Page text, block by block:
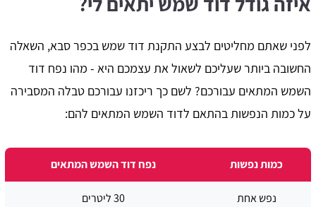
לפני שאתם מחליטים לבצע התקנת דוד שמש בכפר סבא, השאלה
החשובה ביותר שעליכם לשאול את עצמכם היא - מהו נפח דוד
השמש המתאים עבורכם? לשם כך ריכזנו עבורכם טבלה המסבירה
על כמות הנפשות בהתאם לדוד השמש המתאים להם:
כמות נפשות נפח דוד השמש המתאים
נפש אחת 30 ליטרים